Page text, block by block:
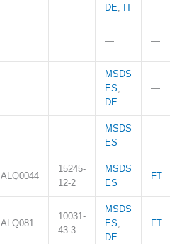
DE, IT
— —
MSDS
ES,
DE
—
MSDS
ES
—
ALQ0044
15245-
12-2
MSDS
ES
FT
ALQ081
10031-
43-3
MSDS
ES,
DE
FT